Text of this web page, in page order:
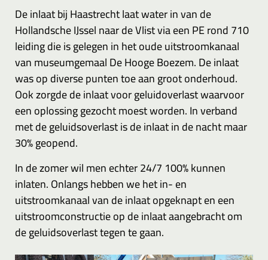
De inlaat bij Haastrecht laat water in van de
Hollandsche IJssel naar de Vlist via een PE rond 710
leiding die is gelegen in het oude uitstroomkanaal
van museumgemaal De Hooge Boezem. De inlaat
was op diverse punten toe aan groot onderhoud.
Ook zorgde de inlaat voor geluidoverlast waarvoor
een oplossing gezocht moest worden. In verband
met de geluidsoverlast is de inlaat in de nacht maar
30% geopend.
In de zomer wil men echter 24/7 100% kunnen
inlaten. Onlangs hebben we het in- en
uitstroomkanaal van de inlaat opgeknapt en een
uitstroomconstructie op de inlaat aangebracht om
de geluidsoverlast tegen te gaan.